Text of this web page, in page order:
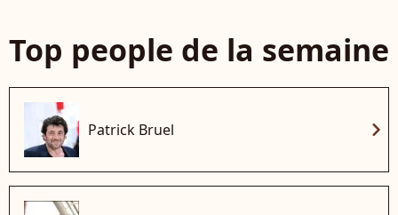
Top people de la semaine
Patrick Bruel chevron_right